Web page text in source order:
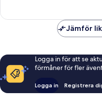
Jämför
Logga in för att se
förmåner för fler
Logga in Registrera